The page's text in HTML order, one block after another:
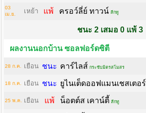
03
เม.ย.
เหย้า แพ้ ครอว์ลี่ย์ ทาวน์ ลีกทู
ชนะ 2 เสมอ 0 แพ้ 3
ผลงานนอกบ้าน ซอลฟอร์ดซิตี
28 ก.ค. เยือน ชนะ คาร์ไลส์ กระชับมิตรสโมสร
18 ก.ค. เยือน ชนะ ยูไนเต็ดออฟแมนเชสเตอร์
25 พ.ค. เยือน แพ้ น็อตต์ส เคาน์ตี้ ลีกทู